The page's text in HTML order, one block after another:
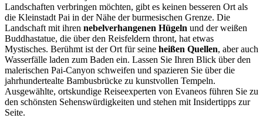
Landschaften verbringen möchten, gibt es keinen besseren Ort als
die Kleinstadt Pai in der Nähe der burmesischen Grenze. Die
Landschaft mit ihren nebelverhangenen Hügeln und der weißen
Buddhastatue, die über den Reisfeldern thront, hat etwas
Mystisches. Berühmt ist der Ort für seine heißen Quellen, aber auch
Wasserfälle laden zum Baden ein. Lassen Sie Ihren Blick über den
malerischen Pai-Canyon schweifen und spazieren Sie über die
jahrhundertealte Bambusbrücke zu kunstvollen Tempeln.
Ausgewählte, ortskundige Reiseexperten von Evaneos führen Sie zu
den schönsten Sehenswürdigkeiten und stehen mit Insidertipps zur
Seite.